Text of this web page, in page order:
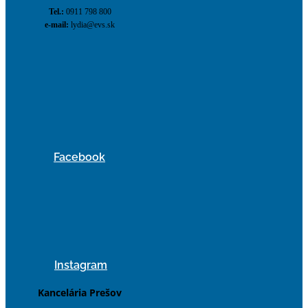
Tel.: 0911 798 800
e-mail: lydia@evs.sk
Facebook
Instagram
Kancelária Prešov